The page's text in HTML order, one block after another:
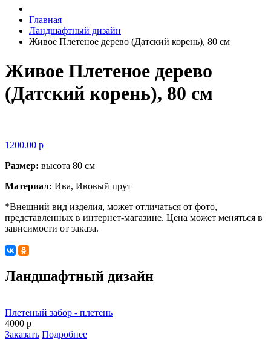
Главная
Ландшафтный дизайн
Живое Плетеное дерево (Датский корень), 80 см
Живое Плетеное дерево
(Датский корень), 80 см
1200.00 р
Размер: высота 80 см
Материал: Ива, Ивовый прут
*Внешний вид изделия, может отличаться от фото,
представленных в интернет-магазине. Цена может меняться в
зависимости от заказа.
Ландшафтный дизайн
Плетеный забор - плетень
4000 р
Заказать Подробнее